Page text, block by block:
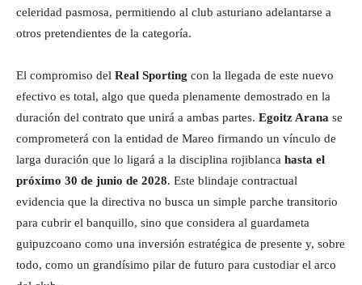
celeridad pasmosa, permitiendo al club asturiano adelantarse a
otros pretendientes de la categoría.
El compromiso del Real Sporting con la llegada de este nuevo
efectivo es total, algo que queda plenamente demostrado en la
duración del contrato que unirá a ambas partes. Egoitz Arana se
comprometerá con la entidad de Mareo firmando un vínculo de
larga duración que lo ligará a la disciplina rojiblanca hasta el
próximo 30 de junio de 2028. Este blindaje contractual
evidencia que la directiva no busca un simple parche transitorio
para cubrir el banquillo, sino que considera al guardameta
guipuzcoano como una inversión estratégica de presente y, sobre
todo, como un grandísimo pilar de futuro para custodiar el arco